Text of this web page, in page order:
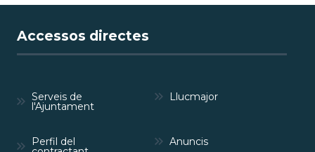
Accessos directes
Serveis de
l'Ajuntament
Llucmajor
Perfil del Anuncis